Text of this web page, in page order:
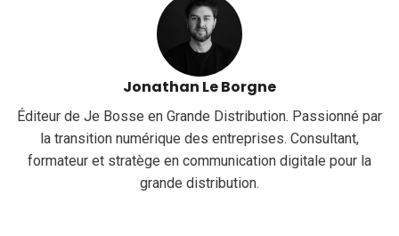
Jonathan Le Borgne
Éditeur de Je Bosse en Grande Distribution. Passionné par
la transition numérique des entreprises. Consultant,
formateur et stratège en communication digitale pour la
grande distribution.